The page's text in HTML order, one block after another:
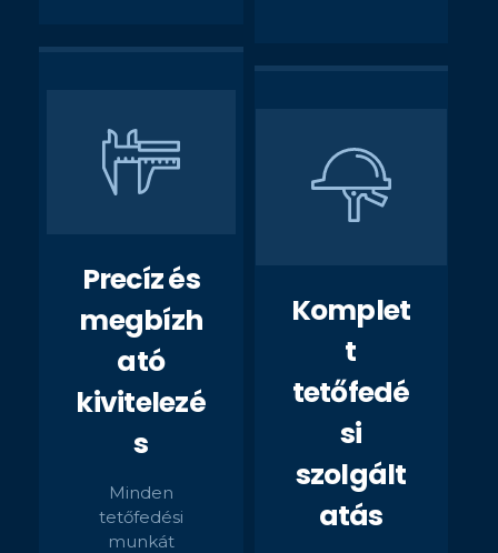
Precíz és
megbízh
ató
kivitelezé
s
Minden
tetőfedési
munkát
Komplet
t
tetőfedé
si
szolgált
atás